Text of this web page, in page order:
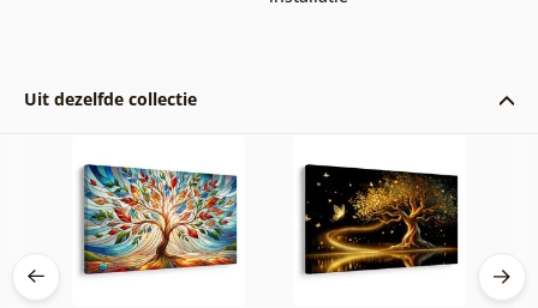
Uit dezelfde collectie